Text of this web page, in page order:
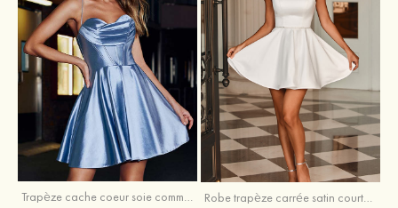
Trapèze cache coeur soie comme du satin courte/mini robe de fête de la rentrée Robe trapèze carrée satin courte/mini robe de fête de la rentrée